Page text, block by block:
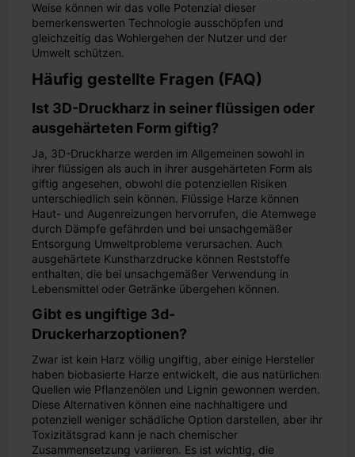
Weise können wir das volle Potenzial dieser
bemerkenswerten Technologie ausschöpfen und
gleichzeitig das Wohlergehen der Nutzer und der
Umwelt schützen.
Häufig gestellte Fragen (FAQ)
Ist 3D-Druckharz in seiner flüssigen oder
ausgehärteten Form giftig?
Ja, 3D-Druckharze werden im Allgemeinen sowohl in
ihrer flüssigen als auch in ihrer ausgehärteten Form als
giftig angesehen, obwohl die potenziellen Risiken
unterschiedlich sein können. Flüssige Harze können
Haut- und Augenreizungen hervorrufen, die Atemwege
durch Dämpfe gefährden und bei unsachgemäßer
Entsorgung Umweltprobleme verursachen. Auch
ausgehärtete Kunstharzdrucke können Reststoffe
enthalten, die bei unsachgemäßer Verwendung in
Lebensmittel oder Getränke übergehen können.
Gibt es ungiftige 3d-
Druckerharzoptionen?
Zwar ist kein Harz völlig ungiftig, aber einige Hersteller
haben biobasierte Harze entwickelt, die aus natürlichen
Quellen wie Pflanzenölen und Lignin gewonnen werden.
Diese Alternativen können eine nachhaltigere und
potenziell weniger schädliche Option darstellen, aber ihr
Toxizitätsgrad kann je nach chemischer
Zusammensetzung variieren. Es ist wichtig, die